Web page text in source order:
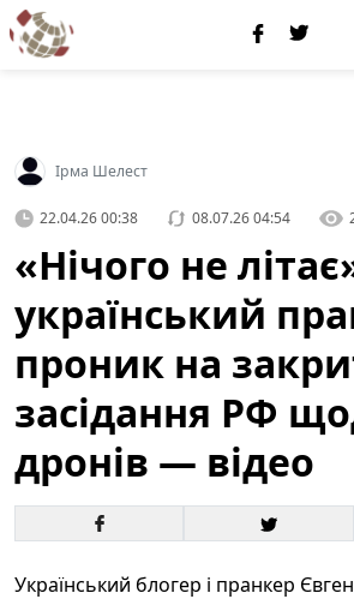
Ірма Шелест
22.04.26 00:38 08.07.26 04:54
«Нічого не
український
проник на
засідання РФ
дронів — відео
Український блогер і пранкер